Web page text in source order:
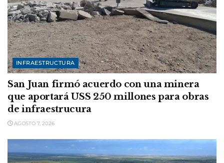
INFRAESTRUCTURA
San Juan firmó acuerdo con una minera
que aportará USS 250 millones para obras
de infraestrucura
AGOSTO 7, 2026